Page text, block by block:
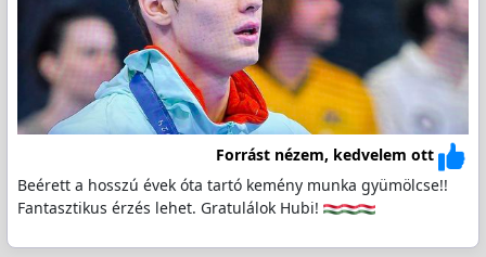
Forrást nézem, kedvelem ott
Beérett a hosszú évek óta tartó kemény munka gyümölcse!!
Fantasztikus érzés lehet. Gratulálok Hubi!